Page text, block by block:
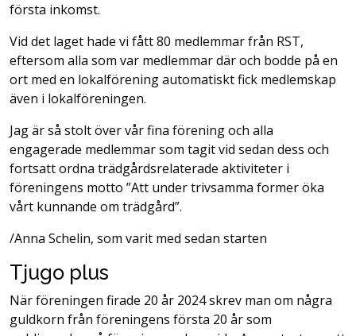
första inkomst.
Vid det laget hade vi fått 80 medlemmar från RST,
eftersom alla som var medlemmar där och bodde på en
ort med en lokalförening automatiskt fick medlemskap
även i lokalföreningen.
Jag är så stolt över vår fina förening och alla
engagerade medlemmar som tagit vid sedan dess och
fortsatt ordna trädgårdsrelaterade aktiviteter i
föreningens motto ”Att under trivsamma former öka
vårt kunnande om trädgård”.
/Anna Schelin, som varit med sedan starten
Tjugo plus
När föreningen firade 20 år 2024 skrev man om några
guldkorn från föreningens första 20 år som